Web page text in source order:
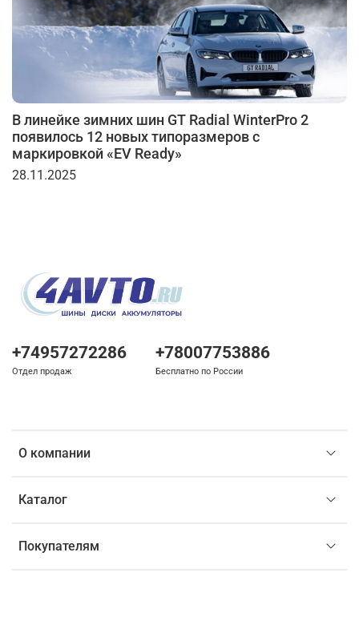
В линейке зимних шин GT Radial WinterPro 2
появилось 12 новых типоразмеров с
маркировкой «EV Ready»
28.11.2025
О компании
Каталог
Покупателям
+74957272286
Отдел продаж
+78007753886
Бесплатно по России